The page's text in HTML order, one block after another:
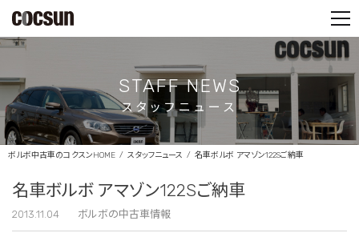
STAFF NEWS
スタッフニュース
ボルボ中古車のコクスンHOME スタッフニュース 名車ボルボ アマゾン122Sご納車
名車ボルボ アマゾン122Sご納車
2013.11.04 ボルボの中古車情報